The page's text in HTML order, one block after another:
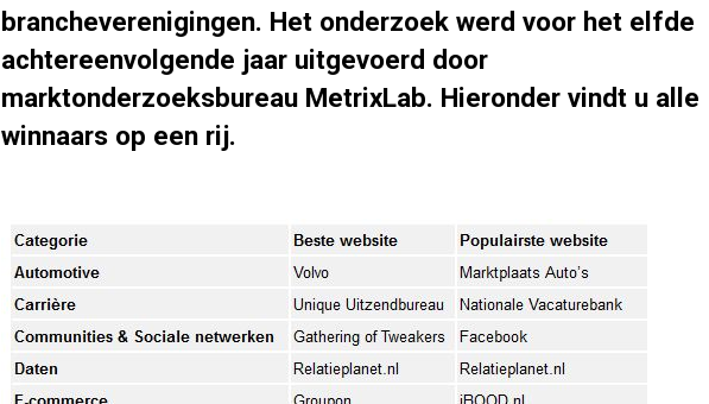
brancheverenigingen. Het onderzoek werd voor het elfde
achtereenvolgende jaar uitgevoerd door
marktonderzoeksbureau MetrixLab. Hieronder vindt u alle
winnaars op een rij.